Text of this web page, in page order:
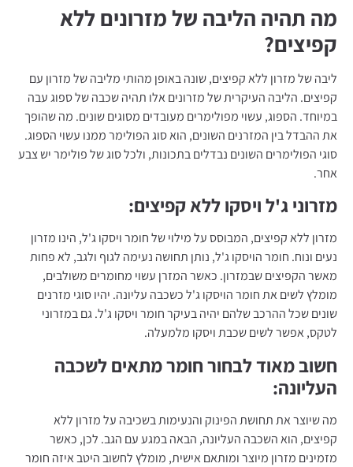
מה תהיה הליבה של מזרונים ללא
קפיצים?
ליבה של מזרון ללא קפיצים, שונה באופן מהותי מליבה של מזרון עם
קפיצים. הליבה העיקרית של מזרונים אלו תהיה שכבה של ספוג עבה
במיוחד. הספוג, עשוי מפולימרים מעובדים מסוגים שונים. מה שהופך
את ההבדל בין המזרנים השונים, הוא סוג הפולימר ממנו עשוי הספוג.
סוגי הפולימרים השונים נבדלים בתכונות, ולכל סוג של פולימר יש צבע
אחר.
מזרוני ג'ל ויסקו ללא קפיצים:
מזרון ללא קפיצים, המבוסס על מילוי של חומר ויסקו ג'ל, הינו מזרון
נעים ונוח. חומר הויסקו ג'ל, נותן תחושה נעימה לגוף ולגב, לא פחות
מאשר הקפיצים שבמזרון. כאשר המזרן עשוי מחומרים משולבים,
מומלץ לשים את חומר הויסקו ג'ל כשכבה עליונה. יהיו סוגי מזרנים
שונים שכל ההרכב שלהם יהיה בעיקר חומר ויסקו ג'ל. גם במזרוני
לטקס, אפשר לשים שכבת ויסקו מלמעלה.
חשוב מאוד לבחור חומר מתאים לשכבה
העליונה:
מה שיוצר את תחושת הפינוק והנעימות בשכיבה על מזרון ללא
קפיצים, הוא השכבה העליונה, הבאה במגע עם הגב. לכן, כאשר
מזמינים מזרון מיוצר ומותאם אישית, מומלץ לחשוב היטב איזה חומר